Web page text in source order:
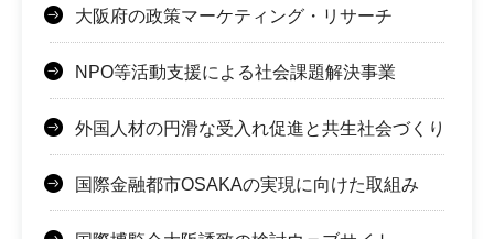
大阪府の政策マーケティング・リサーチ
NPO等活動支援による社会課題解決事業
外国人材の円滑な受入れ促進と共生社会づくり
国際金融都市OSAKAの実現に向けた取組み